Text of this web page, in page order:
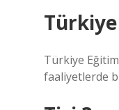
Türkiye
faaliyetlerde